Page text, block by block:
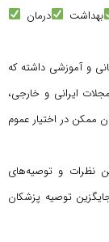
بهداشت
درمان
و آموزشی داشته که
ایرانی و خارجی،
ممکن در اختیار عموم
نظرات و توصیه‌های
توصیه پزشکان